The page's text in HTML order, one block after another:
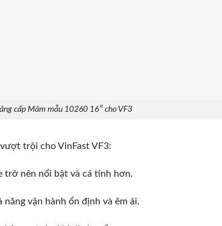
cấp Mâm mẫu 10260 16″ cho VF3
trội cho VinFast VF3:
trở nên nổi bật và cá tính hơn.
vận hành ổn định và êm ái.